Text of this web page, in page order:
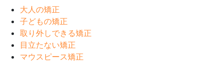
大人の矯正
子どもの矯正
取り外しできる矯正
目立たない矯正
マウスピース矯正